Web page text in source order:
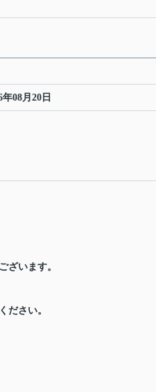
年08月20日
ざいます。
ださい。